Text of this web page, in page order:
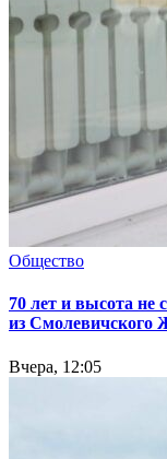
Общество
70 лет и высота не
из
Вчера, 12:05